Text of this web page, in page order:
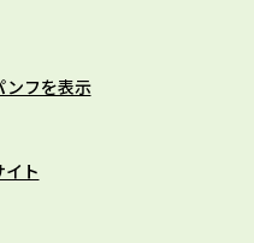
ンフを表示
ト